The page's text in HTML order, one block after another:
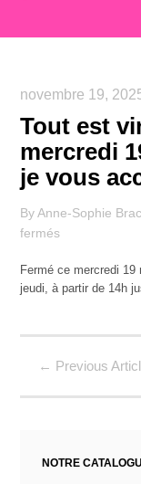
novembre 19,
Tout est
mercredi
je vous
ByAnne-Sophie
ferméssur
est
vin
fermé
mercredi
19
Fermé ce mercredi
jeudi, à partir de 14h
← Previous
NOTRE